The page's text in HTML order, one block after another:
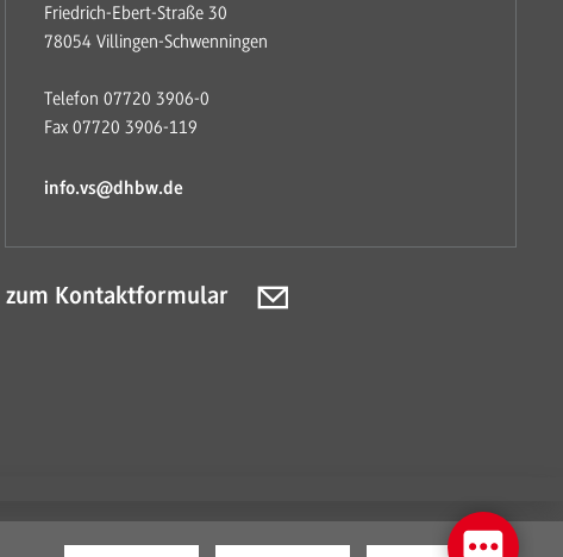
Friedrich-Ebert-Straße 30
78054 Villingen-Schwenningen
Telefon 07720 3906-0
Fax 07720 3906-119
info.vs@dhbw.de
zum Kontaktformular